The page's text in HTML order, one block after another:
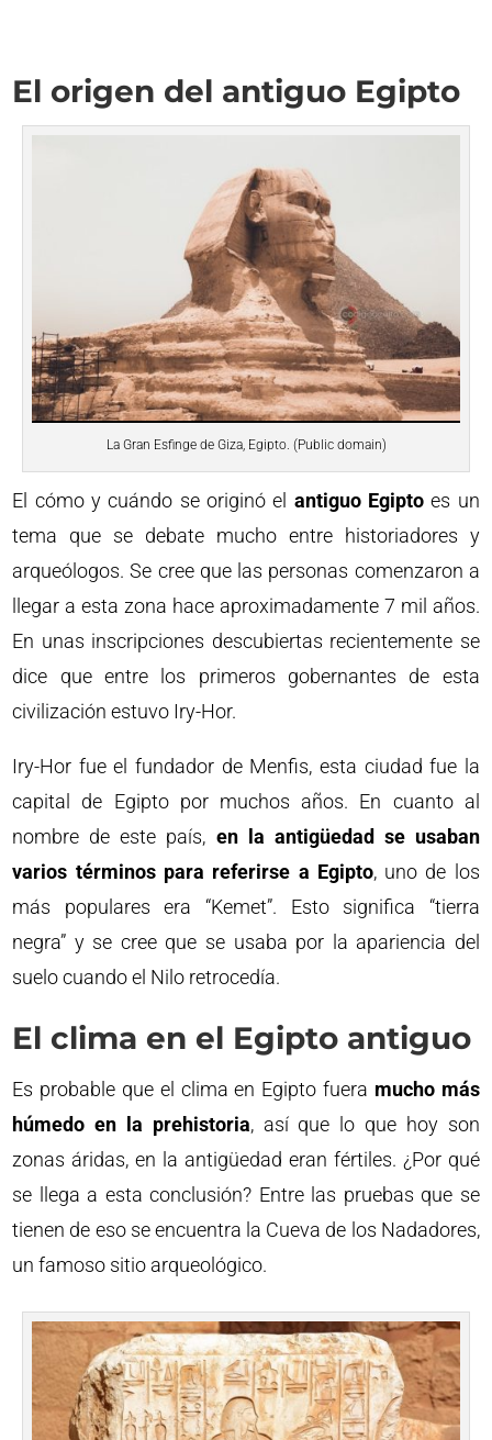
El origen del antiguo Egipto
La Gran Esfinge de Giza, Egipto. (Public domain)
El cómo y cuándo se originó el antiguo Egipto es un
tema que se debate mucho entre historiadores y
arqueólogos. Se cree que las personas comenzaron a
llegar a esta zona hace aproximadamente 7 mil años.
En unas inscripciones descubiertas recientemente se
dice que entre los primeros gobernantes de esta
civilización estuvo Iry-Hor.
Iry-Hor fue el fundador de Menfis, esta ciudad fue la
capital de Egipto por muchos años. En cuanto al
nombre de este país, en la antigüedad se usaban
varios términos para referirse a Egipto, uno de los
más populares era “Kemet”. Esto significa “tierra
negra” y se cree que se usaba por la apariencia del
suelo cuando el Nilo retrocedía.
El clima en el Egipto antiguo
Es probable que el clima en Egipto fuera mucho más
húmedo en la prehistoria, así que lo que hoy son
zonas áridas, en la antigüedad eran fértiles. ¿Por qué
se llega a esta conclusión? Entre las pruebas que se
tienen de eso se encuentra la Cueva de los Nadadores,
un famoso sitio arqueológico.